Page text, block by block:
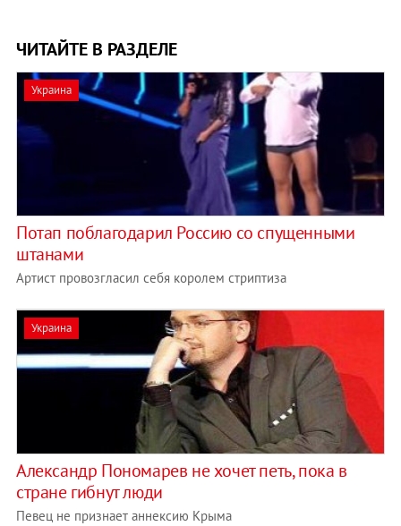
ЧИТАЙТЕ В РАЗДЕЛЕ
Украина
Потап поблагодарил Россию со спущенными
штанами
Артист провозгласил себя королем стриптиза
Украина
Александр Пономарев не хочет петь, пока в
стране гибнут люди
Певец не признает аннексию Крыма